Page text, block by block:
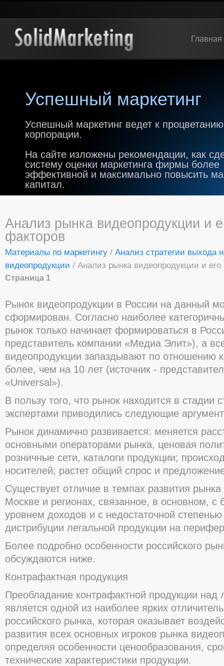
Главная
Успешный маркетинг
Успешный маркетинг ведет к процветанию
корпорации.
На сайте изложены рекомендации, как
систему оценки маркетинга фирмы более
эффективной и максимально повысить
капитал.
Анализ рынка видеопродукции и
факторов
Материалы по маркетингу / Анализ стратегии выхода
видеопродукции / Анализ рынка видеопродукции и
Страница 1
Рынок видеопродукции в России на данный
сформирован. Согласно наиболее
рынок только начинает формироваться в
представитель компании «Медиа Элит»), а
видеопродукции запаздывают по отношению
более, чем на 10 лет (источник -
«Universal»).
В пользу того, что рынок находится в стадии
экспертами приводились следующие
Рынок динамично развивается: меняется
основными операторами рынка, ценовая
розничные сети, каталоги продукции;
носителей; растет общий спрос и
Существует отличие в темпах развития
Москве и регионах, связанное, в основном, с
уровнем доходов и с недостаточной
дистрибуции легальной продукции на
Более подробно особенности российского
обсуждаются ниже.
Контрафактная продукция
Преобладание контрафактной продукции над
является одной из наиболее ярких
российского рынка, которая оказывает
развития всех основных игроков рынка
определяя особенности ценообразования,
технические характеристики продукции.